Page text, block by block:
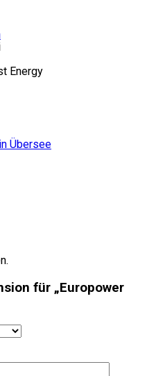
Energy
Übersee
für „Europower